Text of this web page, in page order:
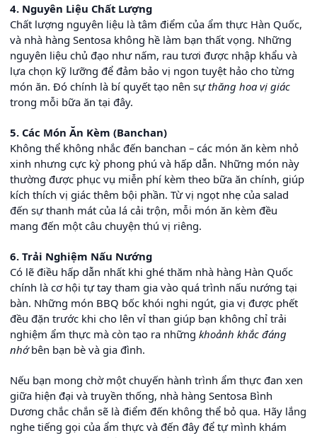
4. Nguyên Liệu Chất Lượng
Chất lượng nguyên liệu là tâm điểm của ẩm thực Hàn Quốc,
và nhà hàng Sentosa không hề làm bạn thất vọng. Những
nguyên liệu chủ đạo như nấm, rau tươi được nhập khẩu và
lựa chọn kỹ lưỡng để đảm bảo vị ngon tuyệt hảo cho từng
món ăn. Đó chính là bí quyết tạo nên sựthăng hoa vị giác
trong mỗi bữa ăn tại đây.
5. Các Món Ăn Kèm (Banchan)
Không thể không nhắc đến banchan – các món ăn kèm nhỏ
xinh nhưng cực kỳ phong phú và hấp dẫn. Những món này
thường được phục vụ miễn phí kèm theo bữa ăn chính, giúp
kích thích vị giác thêm bội phần. Từ vị ngọt nhẹ của salad
đến sự thanh mát của lá cải trộn, mỗi món ăn kèm đều
mang đến một câu chuyện thú vị riêng.
6. Trải Nghiệm Nấu Nướng
Có lẽ điều hấp dẫn nhất khi ghé thăm nhà hàng Hàn Quốc
chính là cơ hội tự tay tham gia vào quá trình nấu nướng tại
bàn. Những món BBQ bốc khói nghi ngút, gia vị được phết
đều đặn trước khi cho lên vỉ than giúp bạn không chỉ trải
nghiệm ẩm thực mà còn tạo ra những khoảnh khắc đáng
nhớbên bạn bè và gia đình.
Nếu bạn mong chờ một chuyến hành trình ẩm thực đan xen
giữa hiện đại và truyền thống, nhà hàng Sentosa Bình
Dương chắc chắn sẽ là điểm đến không thể bỏ qua. Hãy lắng
nghe tiếng gọi của ẩm thực và đến đây để tự mình khám